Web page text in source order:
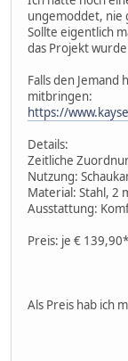
ungemoddet, nie
Sollte eigentlich
das Projekt
Falls den Jemand
mitbringen:
https://
Details:
Zeitliche
Nutzung:
Material: Stahl, 2
Ausstattung:
Preis: je € 139,90*
Als Preis hab ich